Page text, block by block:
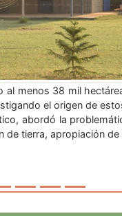
7 dic (EFECOM).-
de que su
brasileña de Río de
Y